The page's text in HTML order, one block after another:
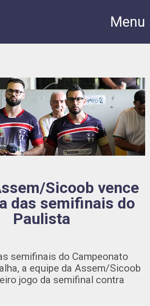
Menu
Sicoob vence
das semifinais do
Paulista
semifinais do Campeonato
a equipe da Assem/Sicoob
jogo da semifinal contra